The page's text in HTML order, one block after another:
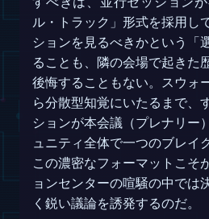
ル・トラック」形式を採用し
ションを見るべきかという「
ることも、隣の会場で起きた
後悔することもない。スウォ
ら分散型知覚にいたるまで、
ションが本会議（プレナリー
ュニティ全体で一つのブレイ
この濃密なフォーマットこそ
ョンセンターの喧騒の中では
く鋭い議論を誘発するのだ。